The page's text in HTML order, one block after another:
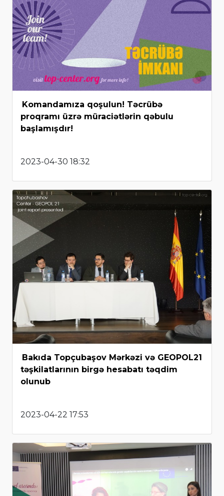
Komandamıza qoşulun! Təcrübə
proqramı üzrə müraciətlərin qəbulu
başlamışdır!
2023-04-30 18:32
Bakıda Topçubaşov Mərkəzi və GEOPOL21
təşkilatlarının birgə hesabatı təqdim
olunub
2023-04-22 17:53